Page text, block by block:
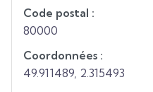
Code postal :
80000
Coordonnées :
49.911489 2.315493